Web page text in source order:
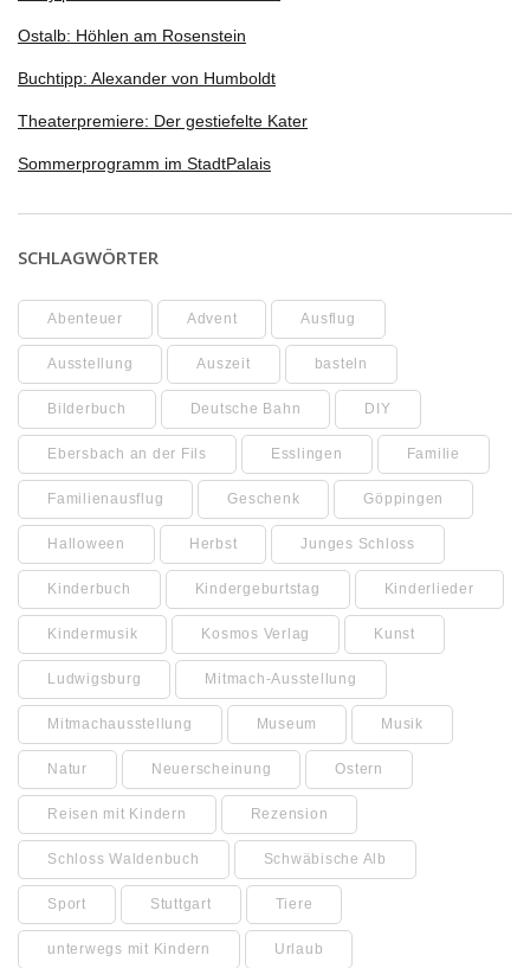
Ostalb: Höhlen am Rosenstein
Buchtipp: Alexander von Humboldt
Theaterpremiere: Der gestiefelte Kater
Sommerprogramm im StadtPalais
SCHLAGWÖRTER
Abenteuer Advent Ausflug
Ausstellung Auszeit basteln
Bilderbuch Deutsche Bahn DIY
Ebersbach an der Fils Esslingen Familie
Familienausflug Geschenk Göppingen
Halloween Herbst Junges Schloss
Kinderbuch Kindergeburtstag Kinderlieder
Kindermusik Kosmos Verlag Kunst
Ludwigsburg Mitmach-Ausstellung
Mitmachausstellung Museum Musik
Natur Neuerscheinung Ostern
Reisen mit Kindern Rezension
Schloss Waldenbuch Schwäbische Alb
Sport Stuttgart Tiere
unterwegs mit Kindern Urlaub